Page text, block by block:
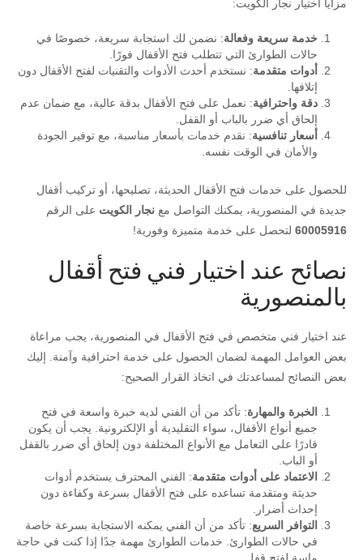
مزايا اختيار نجار الكويت:
خدمة سريعة وفعالة: نضمن لك استجابة سريعة، خصوصًا في
حالات الطوارئ التي تتطلب فتح الأقفال فورًا.
أدوات متقدمة: نستخدم أحدث الأدوات والتقنيات لفتح الأقفال دون
إتلافها.
دقة واحترافية: نعمل على فتح الأقفال بدقة عالية، مع ضمان عدم
إلحاق أي ضرر بالباب أو القفل.
أسعار تنافسية: نقدم خدمات بأسعار مناسبة، مع توفير الجودة
والأمان في الوقت نفسه.
للحصول على خدمات فتح الأقفال الحديثة، تصليحها، أو تركيب أقفال
جديدة في المنصورية، يمكنك التواصل مع نجار الكويت على الرقم
60005916 لتحصل على خدمة متميزة وفورية!
نصائح عند اختيار فني فتح أقفال
بالمنصورية
عند اختيار فني متخصص في فتح الأقفال في المنصورية، يجب مراعاة
بعض العوامل المهمة لضمان الحصول على خدمة احترافية وآمنة. إليك
بعض النصائح لمساعدتك في اتخاذ القرار الصحيح:
الخبرة والمهارة: تأكد من أن الفني لديه خبرة واسعة في فتح
جميع أنواع الأقفال، سواء التقليدية أو الإلكترونية. يجب أن يكون
قادرًا على التعامل مع الأنواع المختلفة دون إلحاق أي ضرر بالقفل
أو الباب.
الاعتماد على أدوات متقدمة: الفني المحترف يستخدم أدوات
حديثة ومتقدمة تساعده على فتح الأقفال بسرعة وكفاءة دون
إحداث أضرار.
التوافر السريع: تأكد من أن الفني يمكنه الاستجابة بسرعة خاصة
في حالات الطوارئ. خدمات الطوارئ مهمة جدًا إذا كنت في حاجة
ماسة لفتح قفل.